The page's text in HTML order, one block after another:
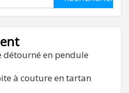
détourné en pendule
à couture en tartan